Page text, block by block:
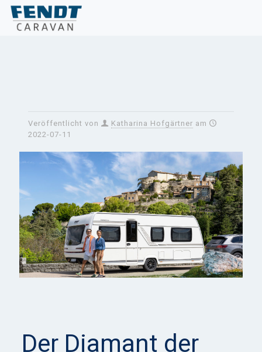
Veröffentlicht von Katharina Hofgärtner am
2022-07-11
Der Diamant der